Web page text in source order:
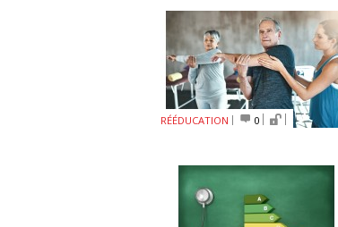
RÉÉDUCATION 0